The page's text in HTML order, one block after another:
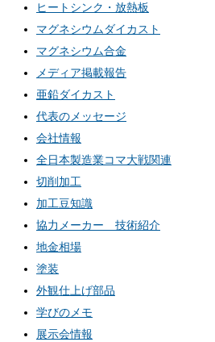
ヒートシンク・放熱板
マグネシウムダイカスト
マグネシウム合金
メディア掲載報告
亜鉛ダイカスト
代表のメッセージ
会社情報
全日本製造業コマ大戦関連
切削加工
加工豆知識
協力メーカー 技術紹介
地金相場
塗装
外観仕上げ部品
学びのメモ
展示会情報